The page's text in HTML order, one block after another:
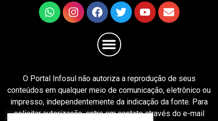
O Portal Infosul não autoriza a reprodução de seus
conteúdos em qualquer meio de comunicação, eletrônico ou
impresso, independentemente da indicação da fonte. Para
solicitar autorização, entre em contato através do e-mail